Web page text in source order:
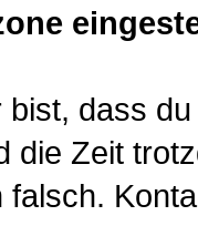
dass
die Zeit